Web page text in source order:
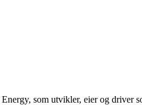
som utvikler, eier og driver